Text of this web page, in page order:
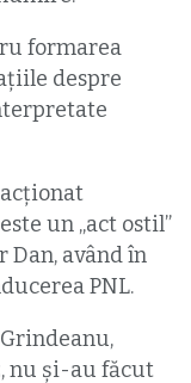
formarea
despre
un „act ostil”
având în
PNL.
nu și-au făcut